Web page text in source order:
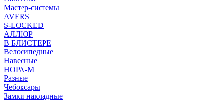
Мастер-системы
AVERS
S-LOCKED
АЛЛЮР
В БЛИСТЕРЕ
Велосипедные
Навесные
НОРА-М
Разные
Чебоксары
Замки накладные